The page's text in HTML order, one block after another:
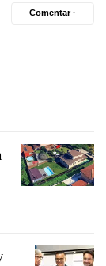
Comentar ·